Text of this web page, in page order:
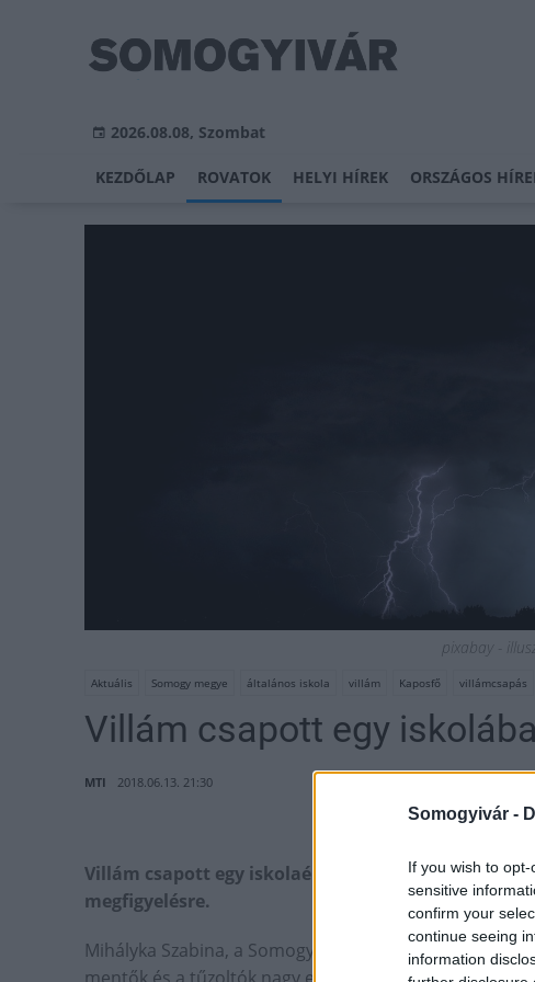
Somogyivár -
If you wish to
sensitive
confirm your
continue seeing
information
2026.08.08, Szombat
KEZDŐLAP ROVATOK HELYI HÍREK ORSZÁGOS
pixabay -
Aktuális Somogy megye általános iskola villám Kaposfő villámcsapás
Villám csapott egy
MTI 2018.06.13. 21:30
Villám csapott egy iskolaépületbe szerda délelőtt
megfigyelésre.
Mihályka Szabina, a Somogy megyei